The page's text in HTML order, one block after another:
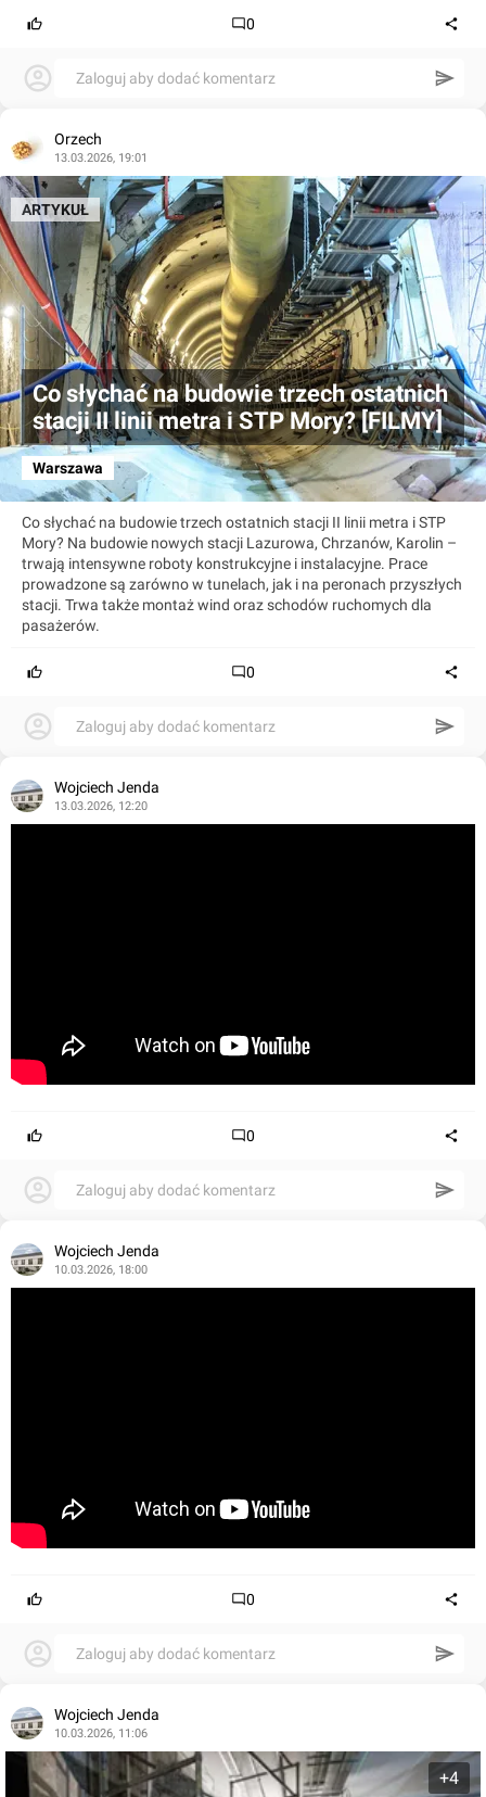
0
Zaloguj aby dodać komentarz
Orzech
13.03.2026, 19:01
Co słychać na budowie trzech ostatnich
stacji II linii metra i STP Mory? [FILMY]
Warszawa
ARTYKUŁ
Co słychać na budowie trzech ostatnich stacji II linii metra i STP
Mory? Na budowie nowych stacji Lazurowa, Chrzanów, Karolin –
trwają intensywne roboty konstrukcyjne i instalacyjne. Prace
prowadzone są zarówno w tunelach, jak i na peronach przyszłych
stacji. Trwa także montaż wind oraz schodów ruchomych dla
pasażerów.
0
Zaloguj aby dodać komentarz
Wojciech Jenda
13.03.2026, 12:20
0
Zaloguj aby dodać komentarz
Wojciech Jenda
10.03.2026, 18:00
0
Zaloguj aby dodać komentarz
Wojciech Jenda
10.03.2026, 11:06
+4